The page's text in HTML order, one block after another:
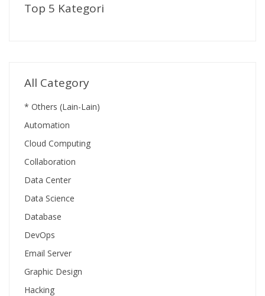
Top 5 Kategori
All Category
* Others (Lain-Lain)
Automation
Cloud Computing
Collaboration
Data Center
Data Science
Database
DevOps
Email Server
Graphic Design
Hacking